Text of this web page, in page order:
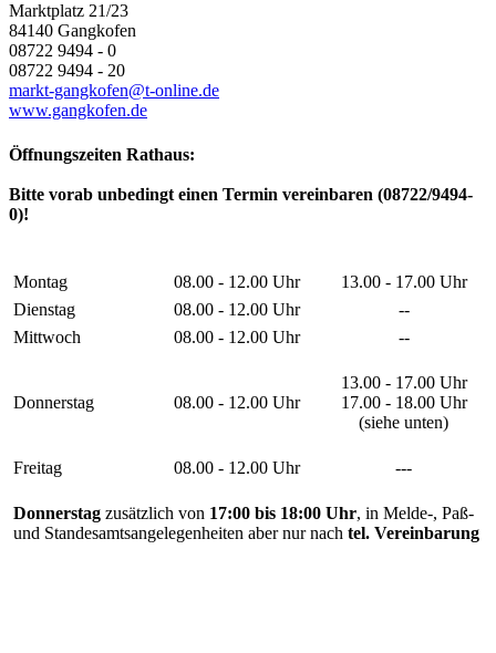
Marktplatz 21/23
84140 Gangkofen
08722 9494 - 0
08722 9494 - 20
markt-gangkofen@t-online.de
www.gangkofen.de
Öffnungszeiten Rathaus:
Bitte vorab unbedingt einen Termin vereinbaren (08722/9494-
0)!
Montag 08.00 - 12.00 Uhr
13.00 - 17.00 Uhr
Dienstag
08.00 - 12.00 Uhr
--
Mittwoch
08.00 - 12.00 Uhr --
Donnerstag 08.00 - 12.00 Uhr
13.00 - 17.00 Uhr
17.00 - 18.00 Uhr
(siehe unten)
Freitag 08.00 - 12.00 Uhr ---
Donnerstag zusätzlich von 17:00 bis 18:00 Uhr, in Melde-, Paß-
und Standesamtsangelegenheiten aber nur nach tel. Vereinbarung